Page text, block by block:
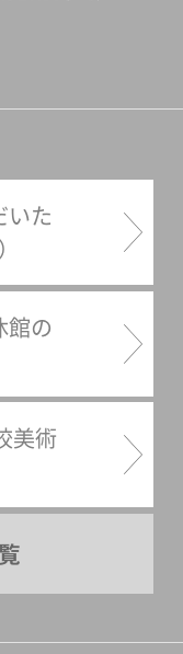
いた
館の
美術